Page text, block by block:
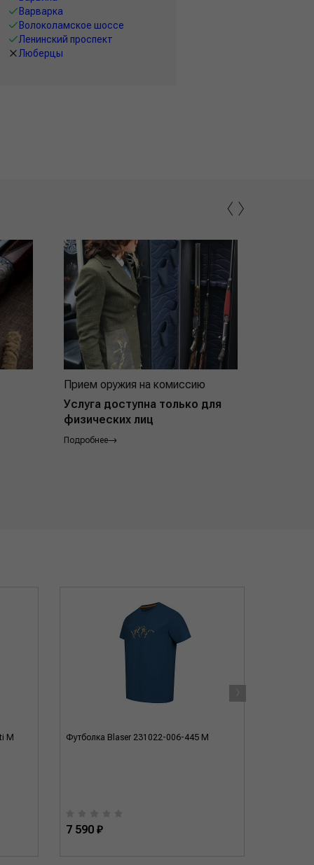
Варварка
Волоколамское шоссе
Ленинский проспект
Люберцы
Прием оружия на комиссию
Услуга доступна только для
физических лиц
Подробнее
‹›
M Футболка Blaser 231022-006-445 M
7 590 ₽
›